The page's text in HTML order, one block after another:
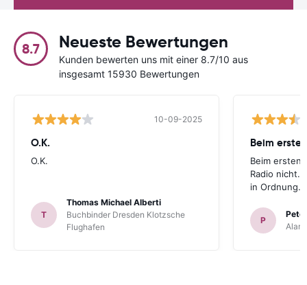
8.7 Neueste Bewertungen
Kunden bewerten uns mit einer 8.7/10 aus
insgesamt 15930 Bewertungen
10-09-2025
O.K.
O.K.
T
Thomas Michael Alberti
Buchbinder Dresden Klotzsche
Flughafen
Beim
Beim ersten
Radio nicht.
in Ordnung.
P